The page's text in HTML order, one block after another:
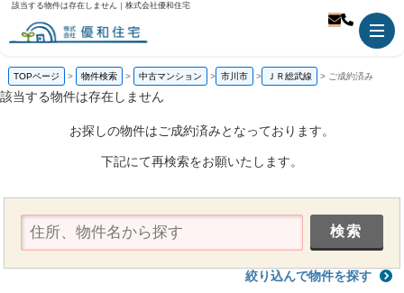
該当する物件は存在しません｜株式会社優和住宅
TOPページ 物件検索 中古マンション 市川市 ＪＲ総武線 ご成約済み
該当する物件は存在しません
お探しの物件はご成約済みとなっております。
下記にて再検索をお願いたします。
絞り込んで物件を探す